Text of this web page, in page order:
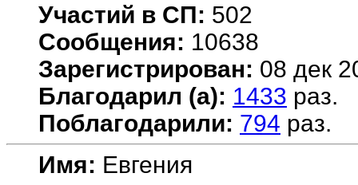
Участий в СП: 502
Сообщения: 10638
Зарегистрирован: 08 дек
Благодарил (а): 1433 раз.
Поблагодарили: 794 раз.
Имя: Евгения